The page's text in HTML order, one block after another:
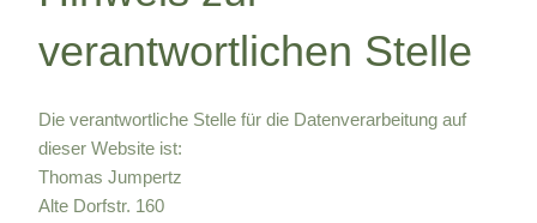
verantwortlichen Stelle
Die verantwortliche Stelle für die Datenverarbeitung auf
dieser Website ist:
Thomas Jumpertz
Alte Dorfstr. 160